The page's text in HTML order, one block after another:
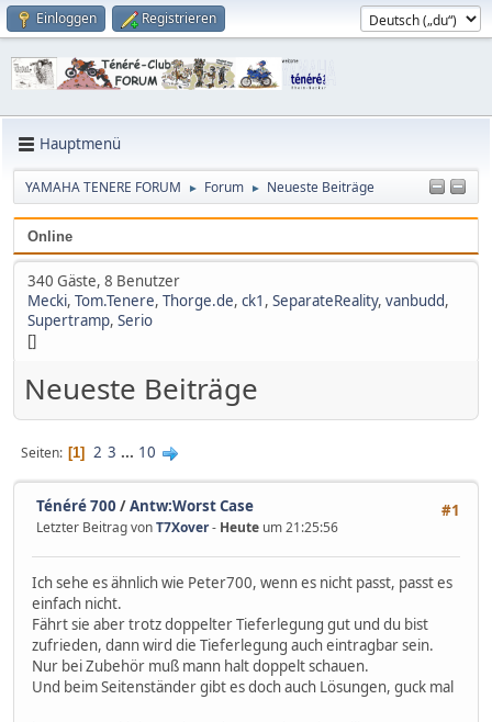
Einloggen Registrieren
Hauptmenü
YAMAHA TENERE FORUM ► Forum ► Neueste Beiträge
Online
340 Gäste, 8 Benutzer
Mecki, Tom.Tenere, Thorge.de, ck1 , SeparateReality, vanbudd,
Supertramp, Serio
[]
Neueste Beiträge
Seiten 1 2 3 ... 10
#1
Ténéré 700 /Antw:Worst Case
Letzter Beitrag vonT7Xover- Heute um 21:25:56
Ich sehe es ähnlich wie Peter700, wenn es nicht passt, passt es
einfach nicht.
Fährt sie aber trotz doppelter Tieferlegung gut und du bist
zufrieden, dann wird die Tieferlegung auch eintragbar sein.
Nur bei Zubehör muß mann halt doppelt schauen.
Und beim Seitenständer gibt es doch auch Lösungen, guck mal